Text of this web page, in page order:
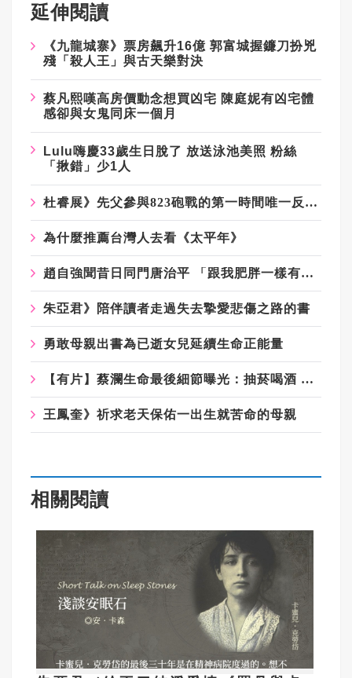
延伸閱讀
《九龍城寨》票房飆升16億 郭富城握鐮刀扮兇
殘「殺人王」與古天樂對決
蔡凡熙嘆高房價動念想買凶宅 陳庭妮有凶宅體
感卻與女鬼同床一個月
Lulu 嗨慶33歲生日脫了 放送泳池美照 粉絲
「揪錯」少1 人
杜睿展》先父參與823砲戰的第一時間唯一反擊！
為什麼推薦台灣人去看《太平年》
趙自強聞昔日同門唐治平 「跟我肥胖一樣有問題」
朱亞君》陪伴讀者走過失去摯愛悲傷之路的書
勇敢母親出書為已逝女兒延續生命正能量
【有片】蔡瀾生命最後細節曝光：抽菸喝酒 散盡億萬家產 只留一塊茶餅
王鳳奎》祈求老天保佑一出生就苦命的母親
相關閱讀